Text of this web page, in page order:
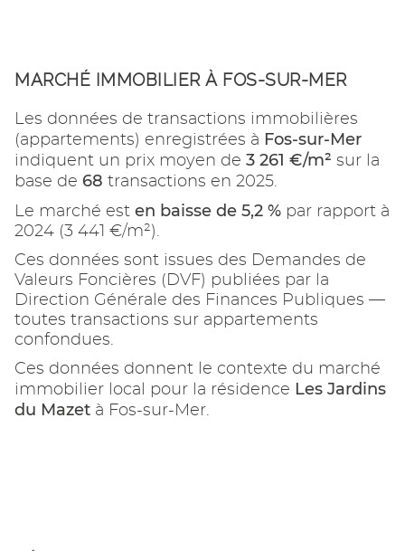
MARCHÉ IMMOBILIER À FOS-SUR-MER
Les données de transactions immobilières
(appartements) enregistrées à Fos-sur-Mer
indiquent un prix moyen de 3 261 €/m² sur la
base de 68 transactions en 2025.
Le marché est en baisse de 5,2 % par rapport à
2024 (3 441 €/m²).
Ces données sont issues des Demandes de
Valeurs Foncières (DVF) publiées par la
Direction Générale des Finances Publiques —
toutes transactions sur appartements
confondues.
Ces données donnent le contexte du marché
immobilier local pour la résidence Les Jardins
du Mazet à Fos-sur-Mer.